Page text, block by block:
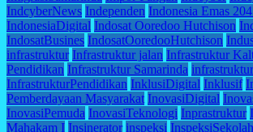
IndcyberNews Independen Indonesia Emas
IndonesiaDigital Indosat Ooredoo Hutchison
IndosatBusines IndosatOoredooHutchison
infrastruktur Infrastruktur jalan Infrastruktur
Pendidikan Infrastruktur Samarinda
InfrastrukturPendidikan InklusiDigital Inklusif
Pemberdayaan Masyarakat InovasiDigital
InovasiPemuda InovasiTeknologi Inprastruktur
Mahakam I Insinerator inspeksi InspeksiSekolah